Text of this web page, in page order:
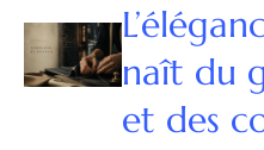
naît du
et des